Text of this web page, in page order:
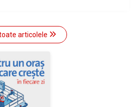
articolele